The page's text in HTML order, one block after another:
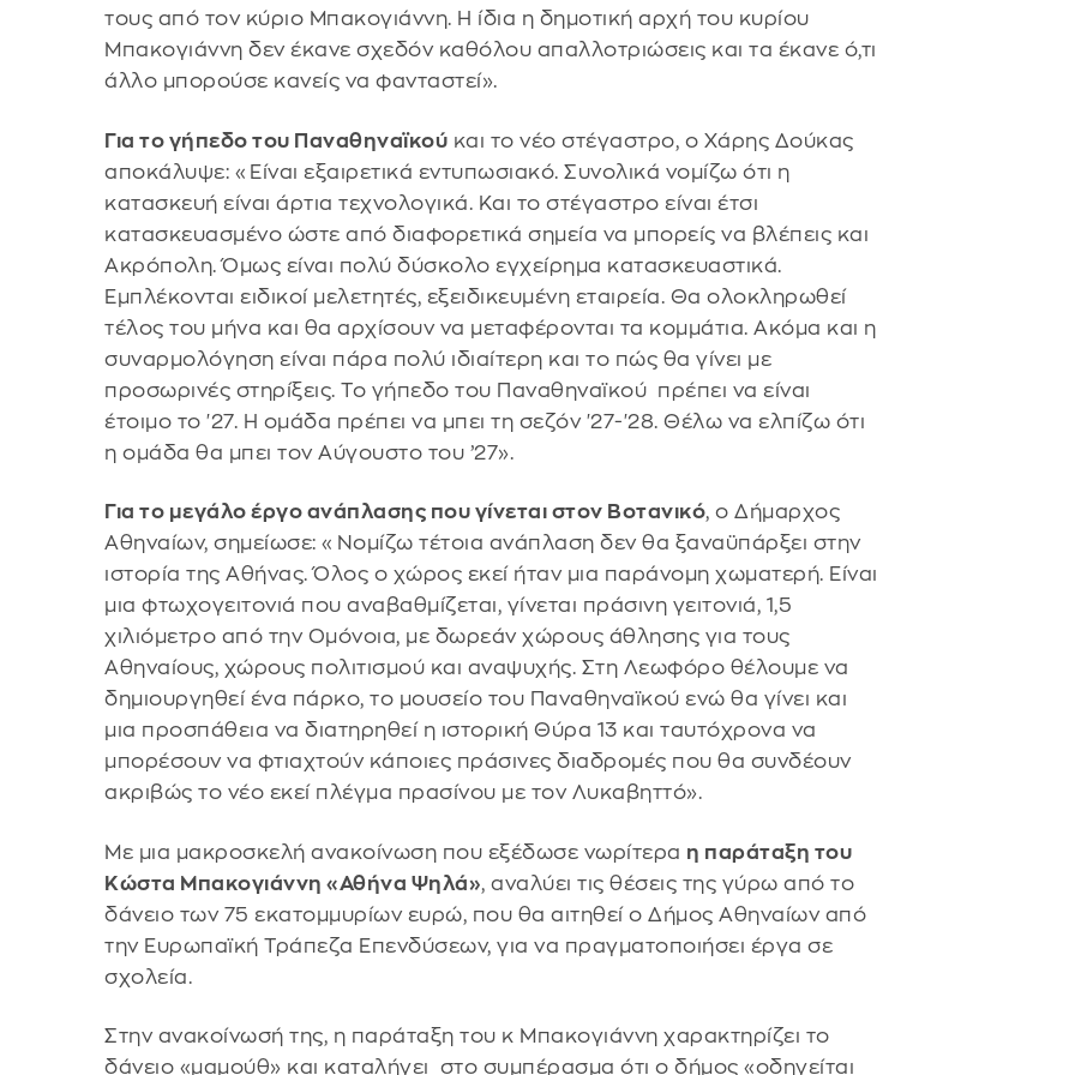
τους από τον κύριο Μπακογιάννη. Η ίδια η δημοτική αρχή του κυρίου
Μπακογιάννη δεν έκανε σχεδόν καθόλου απαλλοτριώσεις και τα έκανε ό,τι
άλλο μπορούσε κανείς να φανταστεί».
Για το γήπεδο του Παναθηναϊκού και το νέο στέγαστρο, ο Χάρης Δούκας
αποκάλυψε: «Είναι εξαιρετικά εντυπωσιακό. Συνολικά νομίζω ότι η
κατασκευή είναι άρτια τεχνολογικά. Και το στέγαστρο είναι έτσι
κατασκευασμένο ώστε από διαφορετικά σημεία να μπορείς να βλέπεις και
Ακρόπολη. Όμως είναι πολύ δύσκολο εγχείρημα κατασκευαστικά.
Εμπλέκονται ειδικοί μελετητές, εξειδικευμένη εταιρεία. Θα ολοκληρωθεί
τέλος του μήνα και θα αρχίσουν να μεταφέρονται τα κομμάτια. Ακόμα και η
συναρμολόγηση είναι πάρα πολύ ιδιαίτερη και το πώς θα γίνει με
προσωρινές στηρίξεις. Το γήπεδο του Παναθηναϊκού πρέπει να είναι
έτοιμο το '27. Η ομάδα πρέπει να μπει τη σεζόν '27-'28. Θέλω να ελπίζω ότι
η ομάδα θα μπει τον Αύγουστο του ’27».
Για το μεγάλο έργο ανάπλασης που γίνεται στον Βοτανικό, ο Δήμαρχος
Αθηναίων, σημείωσε: «Νομίζω τέτοια ανάπλαση δεν θα ξαναϋπάρξει στην
ιστορία της Αθήνας. Όλος ο χώρος εκεί ήταν μια παράνομη χωματερή. Είναι
μια φτωχογειτονιά που αναβαθμίζεται, γίνεται πράσινη γειτονιά, 1,5
χιλιόμετρο από την Ομόνοια, με δωρεάν χώρους άθλησης για τους
Αθηναίους, χώρους πολιτισμού και αναψυχής. Στη Λεωφόρο θέλουμε να
δημιουργηθεί ένα πάρκο, το μουσείο του Παναθηναϊκού ενώ θα γίνει και
μια προσπάθεια να διατηρηθεί η ιστορική Θύρα 13 και ταυτόχρονα να
μπορέσουν να φτιαχτούν κάποιες πράσινες διαδρομές που θα συνδέουν
ακριβώς το νέο εκεί πλέγμα πρασίνου με τον Λυκαβηττό».
Με μια μακροσκελή ανακοίνωση που εξέδωσε νωρίτερα η παράταξη του
Κώστα Μπακογιάννη «Αθήνα Ψηλά», αναλύει τις θέσεις της γύρω από το
δάνειο των 75 εκατομμυρίων ευρώ, που θα αιτηθεί ο Δήμος Αθηναίων από
την Ευρωπαϊκή Τράπεζα Επενδύσεων, για να πραγματοποιήσει έργα σε
σχολεία.
Στην ανακοίνωσή της, η παράταξη του κ Μπακογιάννη χαρακτηρίζει το
δάνειο «μαμούθ» και καταλήγει στο συμπέρασμα ότι ο δήμος «οδηγείται